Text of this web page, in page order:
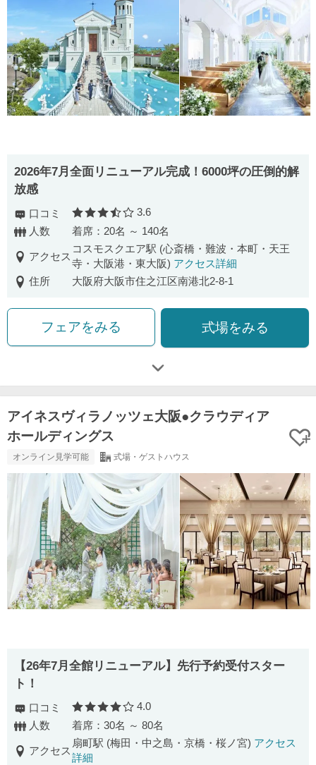
2026年7月全面リニューアル完成！6000坪の圧倒的解
放感
口コミ 口コミ評価
3.6
人数
着席：20名 ～ 140名
アクセス
コスモスクエア駅 (心斎橋・難波・本町・天王
寺・大阪港・東大阪) アクセス詳細
住所
大阪府大阪市住之江区南港北2-8-1
フェアをみる 式場をみる
アイネスヴィラノッツェ大阪●クラウディア
ホールディングス
オンライン見学可能 式場・ゲストハウス
【26年7月全館リニューアル】先行予約受付スター
ト！
口コミ 口コミ評価
4.0
人数
着席：30名 ～ 80名
アクセス
扇町駅 (梅田・中之島・京橋・桜ノ宮) アクセス
詳細